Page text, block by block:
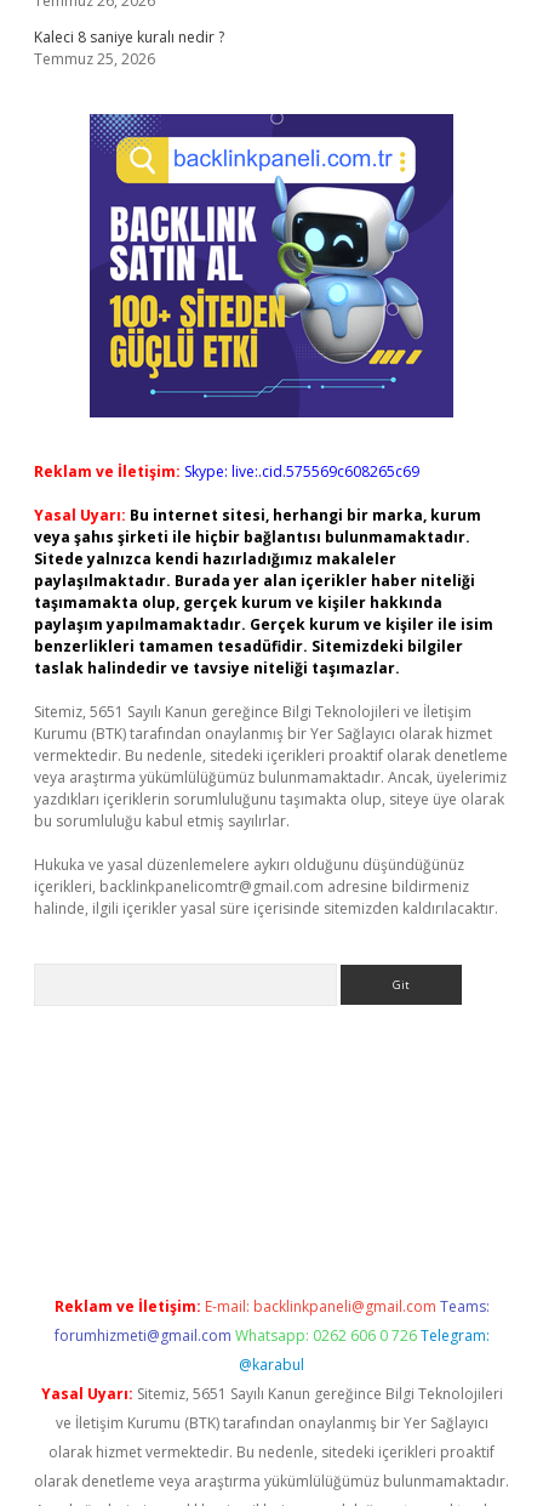
Kaleci 8 saniye kuralı nedir ?
Temmuz 25, 2026
Reklam ve İletişim: Skype: live:.cid.575569c608265c69
Yasal Uyarı: Bu internet sitesi, herhangi bir marka, kurum
veya şahıs şirketi ile hiçbir bağlantısı bulunmamaktadır.
Sitede yalnızca kendi hazırladığımız makaleler
paylaşılmaktadır. Burada yer alan içerikler haber niteliği
taşımamakta olup, gerçek kurum ve kişiler hakkında
paylaşım yapılmamaktadır. Gerçek kurum ve kişiler ile isim
benzerlikleri tamamen tesadüfidir. Sitemizdeki bilgiler
taslak halindedir ve tavsiye niteliği taşımazlar.
Sitemiz, 5651 Sayılı Kanun gereğince Bilgi Teknolojileri ve İletişim
Kurumu (BTK) tarafından onaylanmış bir Yer Sağlayıcı olarak hizmet
vermektedir. Bu nedenle, sitedeki içerikleri proaktif olarak denetleme
veya araştırma yükümlülüğümüz bulunmamaktadır. Ancak, üyelerimiz
yazdıkları içeriklerin sorumluluğunu taşımakta olup, siteye üye olarak
bu sorumluluğu kabul etmiş sayılırlar.
Hukuka ve yasal düzenlemelere aykırı olduğunu düşündüğünüz
içerikleri, backlinkpanelicomtr@gmail.com adresine bildirmeniz
halinde, ilgili içerikler yasal süre içerisinde sitemizden kaldırılacaktır.
Reklam ve İletişim: E-mail: backlinkpaneli@gmail.com Teams:
forumhizmeti@gmail.com Whatsapp: 0262 606 0 726 Telegram:
@karabul
Yasal Uyarı: Sitemiz, 5651 Sayılı Kanun gereğince Bilgi Teknolojileri
ve İletişim Kurumu (BTK) tarafından onaylanmış bir Yer Sağlayıcı
olarak hizmet vermektedir. Bu nedenle, sitedeki içerikleri proaktif
olarak denetleme veya araştırma yükümlülüğümüz bulunmamaktadır.